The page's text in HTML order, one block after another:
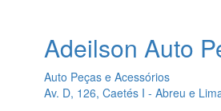
Adeilson Auto
Auto Peças e Acessórios
Av. D, 126, Caetés I - Abreu e